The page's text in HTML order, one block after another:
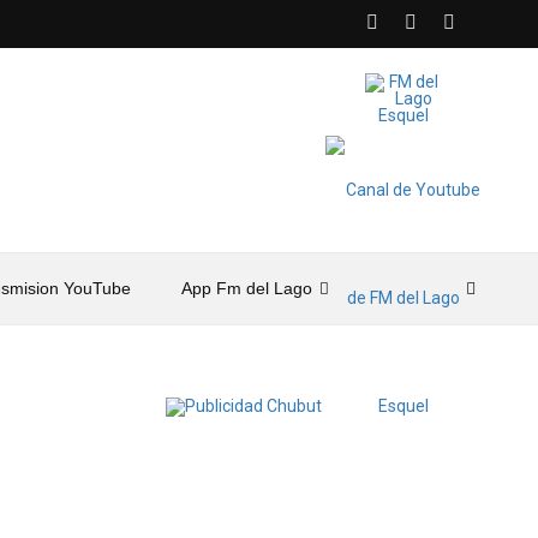
YouTube App Fm del Lago